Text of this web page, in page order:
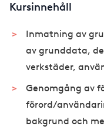
Kursinnehåll
Inmatning av
av grunddata,
verkstäder,
Genomgång av
förord/
bakgrund och